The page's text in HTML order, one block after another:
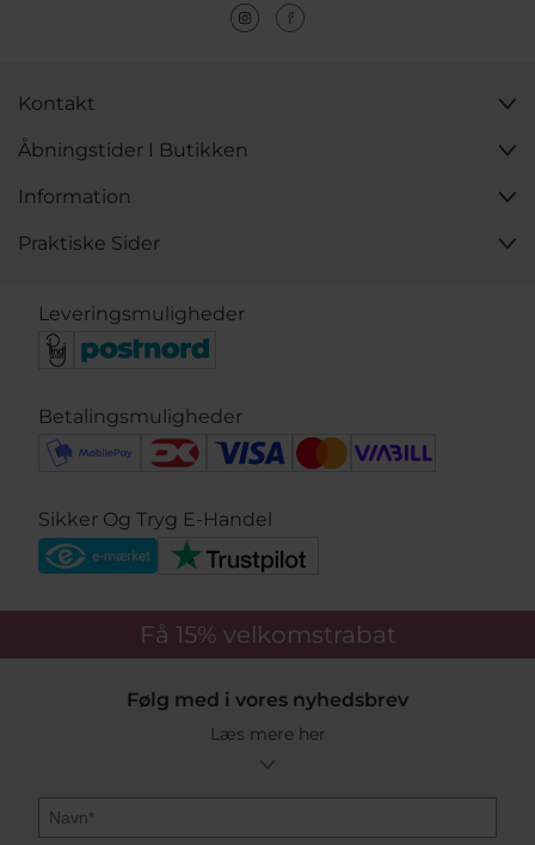
Kontakt
Åbningstider I Butikken
Information
Praktiske Sider
Leveringsmuligheder
Betalingsmuligheder
Sikker Og Tryg E-Handel
Få 15% velkomstrabat
Følg med i vores nyhedsbrev
Læs mere her